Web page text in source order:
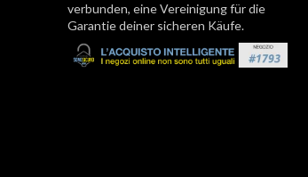
verbunden, eine Vereinigung für die
Garantie deiner sicheren Käufe.